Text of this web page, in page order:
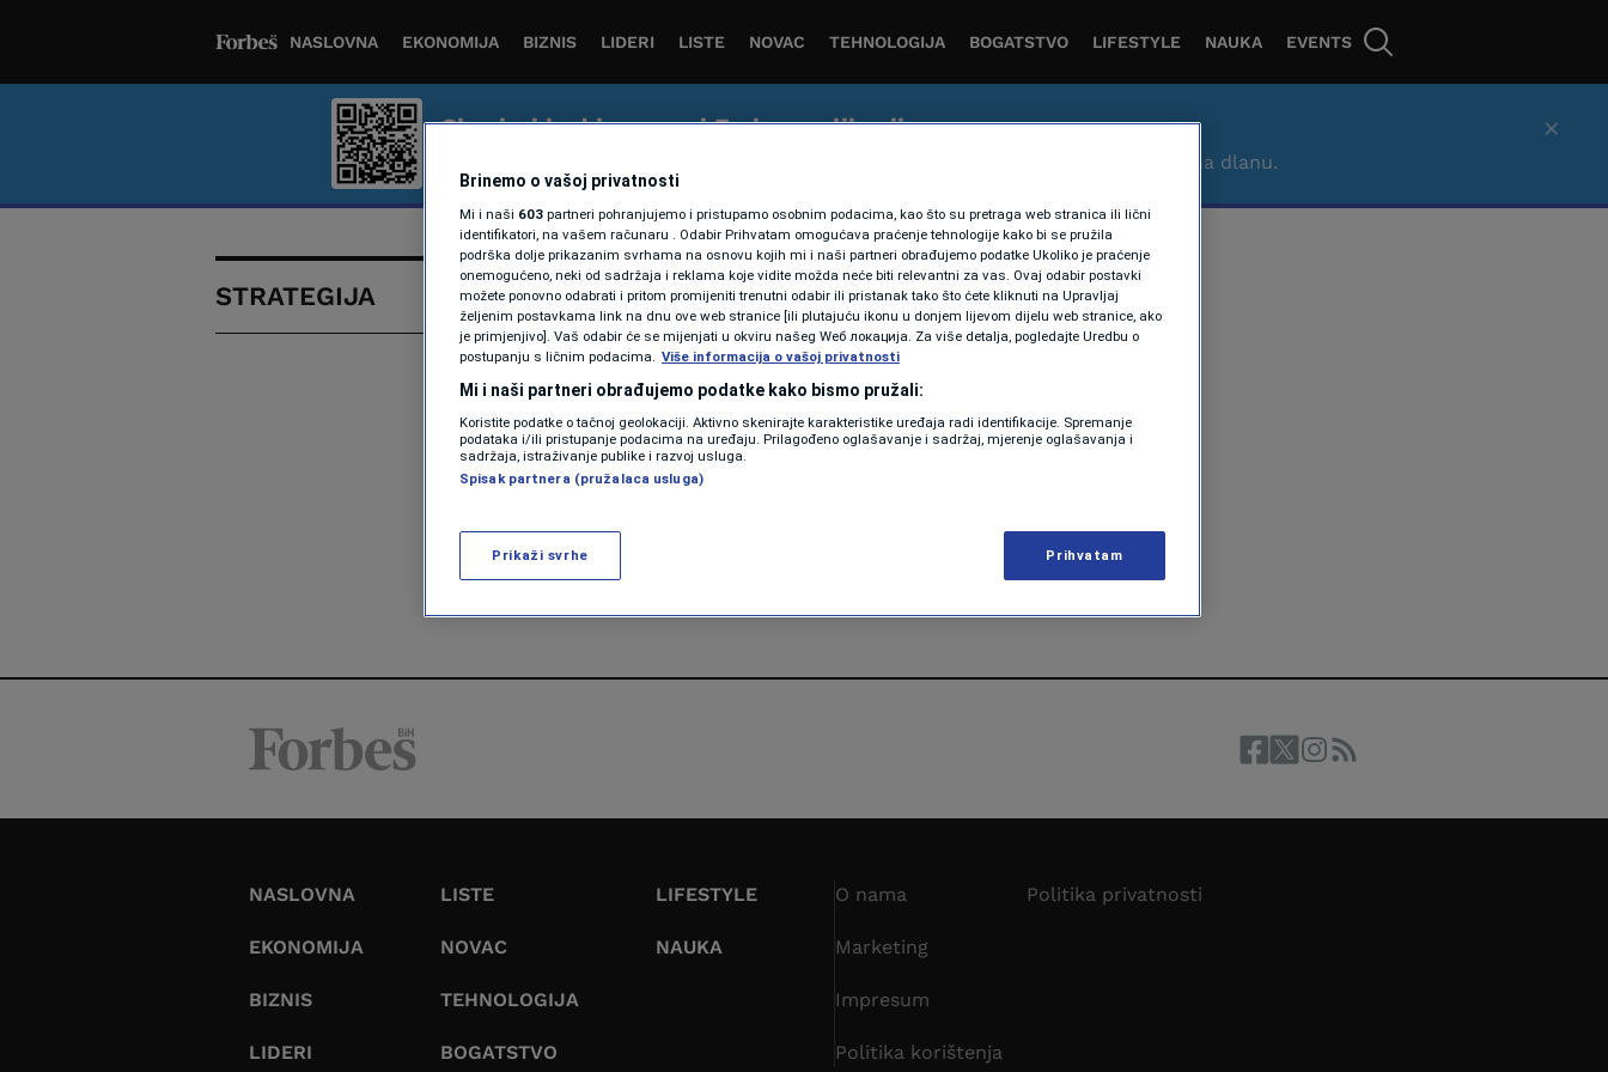
NASLOVNA EKONOMIJA BIZNIS LIDERI LISTE NOVAC TEHNOLOGIJA BOGATSTVO LIFESTYLE NAUKA EVENTS
Skeniraj kod i preuzmi Forbes aplikaciju
Bolje iskustvo čitanja vijesti iz svijeta biznisa, ekonomije i inovacija – brzo, lako i na dlanu.
×
STRATEGIJA
NASLOVNA
EKONOMIJA
BIZNIS
LIDERI
LISTE
NOVAC
TEHNOLOGIJA
BOGATSTVO
LIFESTYLE
NAUKA
O nama
Marketing
Impresum
Politika korištenja
Politika privatnosti
Brinemo o vašoj privatnosti
Mi i naši 603 partneri pohranjujemo i pristupamo osobnim podacima, kao što su pretraga web stranica ili lični
identifikatori, na vašem računaru . Odabir Prihvatam omogućava praćenje tehnologije kako bi se pružila
podrška dolje prikazanim svrhama na osnovu kojih mi i naši partneri obrađujemo podatke Ukoliko je praćenje
onemogućeno, neki od sadržaja i reklama koje vidite možda neće biti relevantni za vas. Ovaj odabir postavki
možete ponovno odabrati i pritom promijeniti trenutni odabir ili pristanak tako što ćete kliknuti na Upravljaj
željenim postavkama link na dnu ove web stranice [ili plutajuću ikonu u donjem lijevom dijelu web stranice, ako
je primjenjivo]. Vaš odabir će se mijenjati u okviru našeg Wеб локација. Za više detalja, pogledajte Uredbu o
postupanju s ličnim podacima. Više informacija o vašoj privatnosti
Mi i naši partneri obrađujemo podatke kako bismo pružali:
Koristite podatke o tačnoj geolokaciji. Aktivno skenirajte karakteristike uređaja radi identifikacije. Spremanje
podataka i/ili pristupanje podacima na uređaju. Prilagođeno oglašavanje i sadržaj, mjerenje oglašavanja i
sadržaja, istraživanje publike i razvoj usluga.
Spisak partnera (pružalaca usluga)
Prikaži svrhe Prihvatam